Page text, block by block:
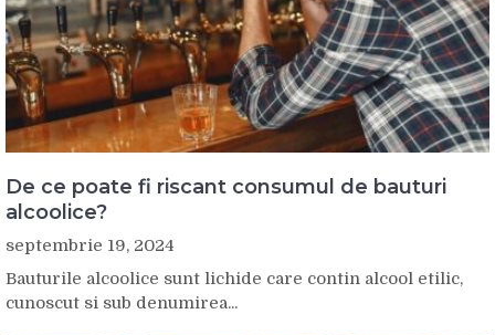
De ce poate fi riscant consumul de bauturi
alcoolice?
septembrie 19, 2024
Bauturile alcoolice sunt lichide care contin alcool etilic,
cunoscut si sub denumirea...